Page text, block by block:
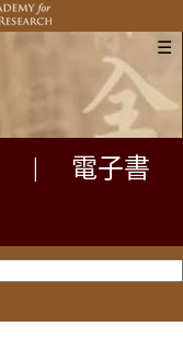
☰
電子書